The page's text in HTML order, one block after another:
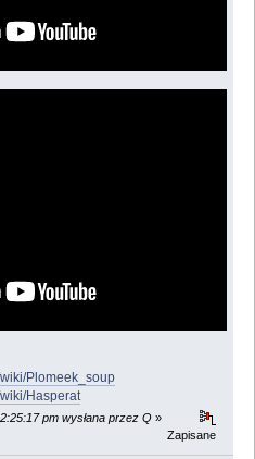
Plomeek_soup
Hasperat
pm wysłana przez Q »
Zapisane